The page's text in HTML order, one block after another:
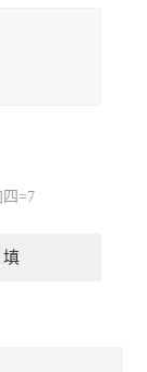
=7